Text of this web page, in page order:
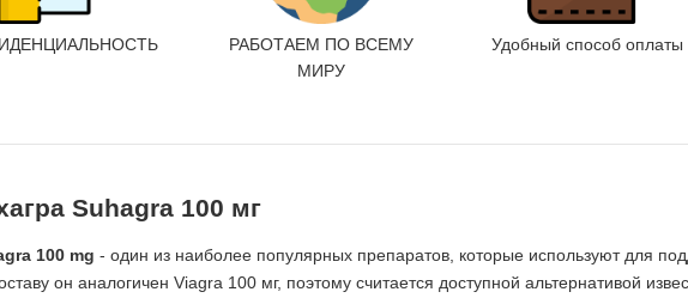
РАБОТАЕМ ПО ВСЕМУ
МИРУ
Удобный способ оплаты
Suhagra 100 мг
100 mg - один из наиболее популярных препаратов, которые используют для
он аналогичен Viagra 100 мг, поэтому считается доступной альтернативой